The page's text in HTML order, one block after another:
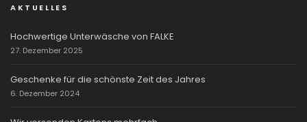
AKTUELLES
Hochwertige Unterwäsche von FALKE
27. Dezember 2025
Geschenke für die schönste Zeit des Jahres
6. Dezember 2024